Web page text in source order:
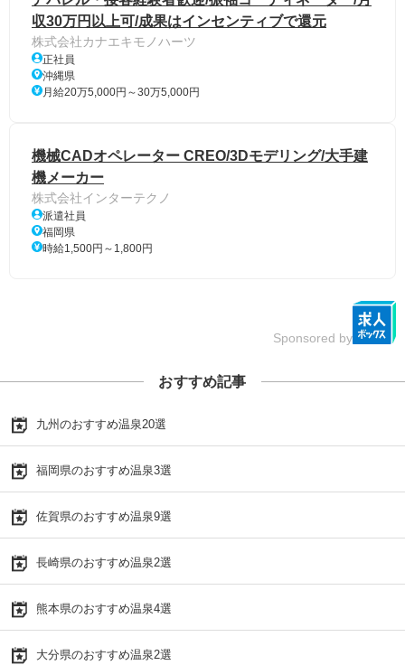
収30万円以上可/成果はインセンティブで還元
株式会社カナエキモノハーツ
正社員
沖縄県
月給20万5,000円～30万5,000円
機械CADオペレーター CREO/3Dモデリング/大手建
機メーカー
株式会社インターテクノ
派遣社員
福岡県
時給1,500円～1,800円
Sponsored by
おすすめ記事
九州のおすすめ温泉20選
福岡県のおすすめ温泉3選
佐賀県のおすすめ温泉9選
長崎県のおすすめ温泉2選
熊本県のおすすめ温泉4選
大分県のおすすめ温泉2選